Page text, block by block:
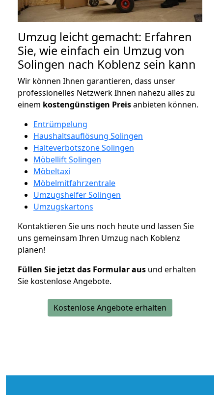
Umzug leicht gemacht: Erfahren
Sie, wie einfach ein Umzug von
Solingen nach Koblenz sein kann
Wir können Ihnen garantieren, dass unser
professionelles Netzwerk Ihnen nahezu alles zu
einem kostengünstigen Preisanbieten können.
Entrümpelung
Haushaltsauflösung Solingen
Halteverbotszone Solingen
Möbellift Solingen
Möbeltaxi
Möbelmitfahrzentrale
Umzugshelfer Solingen
Umzugskartons
Kontaktieren Sie uns noch heute und lassen Sie
uns gemeinsam Ihren Umzug nach Koblenz
planen!
Füllen Sie jetzt das Formular aus und erhalten
Sie kostenlose Angebote.
Kostenlose Angebote erhalten